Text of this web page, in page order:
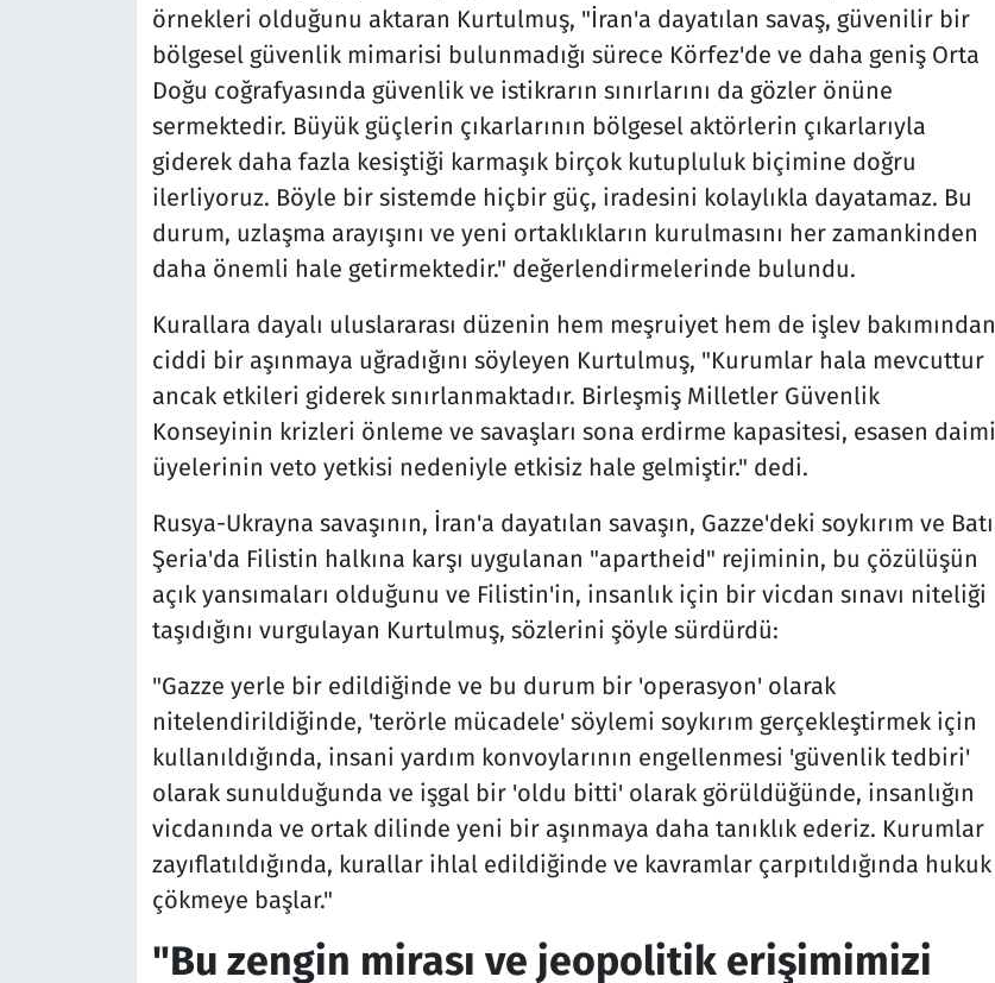
örnekleri olduğunu aktaran Kurtulmuş, "İran'a dayatılan savaş, güvenilir bir
bölgesel güvenlik mimarisi bulunmadığı sürece Körfez'de ve daha geniş Orta
Doğu coğrafyasında güvenlik ve istikrarın sınırlarını da gözler önüne
sermektedir. Büyük güçlerin çıkarlarının bölgesel aktörlerin çıkarlarıyla
giderek daha fazla kesiştiği karmaşık birçok kutupluluk biçimine doğru
ilerliyoruz. Böyle bir sistemde hiçbir güç, iradesini kolaylıkla dayatamaz. Bu
durum, uzlaşma arayışını ve yeni ortaklıkların kurulmasını her zamankinden
daha önemli hale getirmektedir." değerlendirmelerinde bulundu.
Kurallara dayalı uluslararası düzenin hem meşruiyet hem de işlev bakımından
ciddi bir aşınmaya uğradığını söyleyen Kurtulmuş, "Kurumlar hala mevcuttur
ancak etkileri giderek sınırlanmaktadır. Birleşmiş Milletler Güvenlik
Konseyinin krizleri önleme ve savaşları sona erdirme kapasitesi, esasen daimi
üyelerinin veto yetkisi nedeniyle etkisiz hale gelmiştir." dedi.
Rusya-Ukrayna savaşının, İran'a dayatılan savaşın, Gazze'deki soykırım ve Batı
Şeria'da Filistin halkına karşı uygulanan "apartheid" rejiminin, bu çözülüşün
açık yansımaları olduğunu ve Filistin'in, insanlık için bir vicdan sınavı niteliği
taşıdığını vurgulayan Kurtulmuş, sözlerini şöyle sürdürdü:
"Gazze yerle bir edildiğinde ve bu durum bir 'operasyon' olarak
nitelendirildiğinde, 'terörle mücadele' söylemi soykırım gerçekleştirmek için
kullanıldığında, insani yardım konvoylarının engellenmesi 'güvenlik tedbiri'
olarak sunulduğunda ve işgal bir 'oldu bitti' olarak görüldüğünde, insanlığın
vicdanında ve ortak dilinde yeni bir aşınmaya daha tanıklık ederiz. Kurumlar
zayıflatıldığında, kurallar ihlal edildiğinde ve kavramlar çarpıtıldığında hukuk
çökmeye başlar."
"Bu zengin mirası ve jeopolitik erişimimizi